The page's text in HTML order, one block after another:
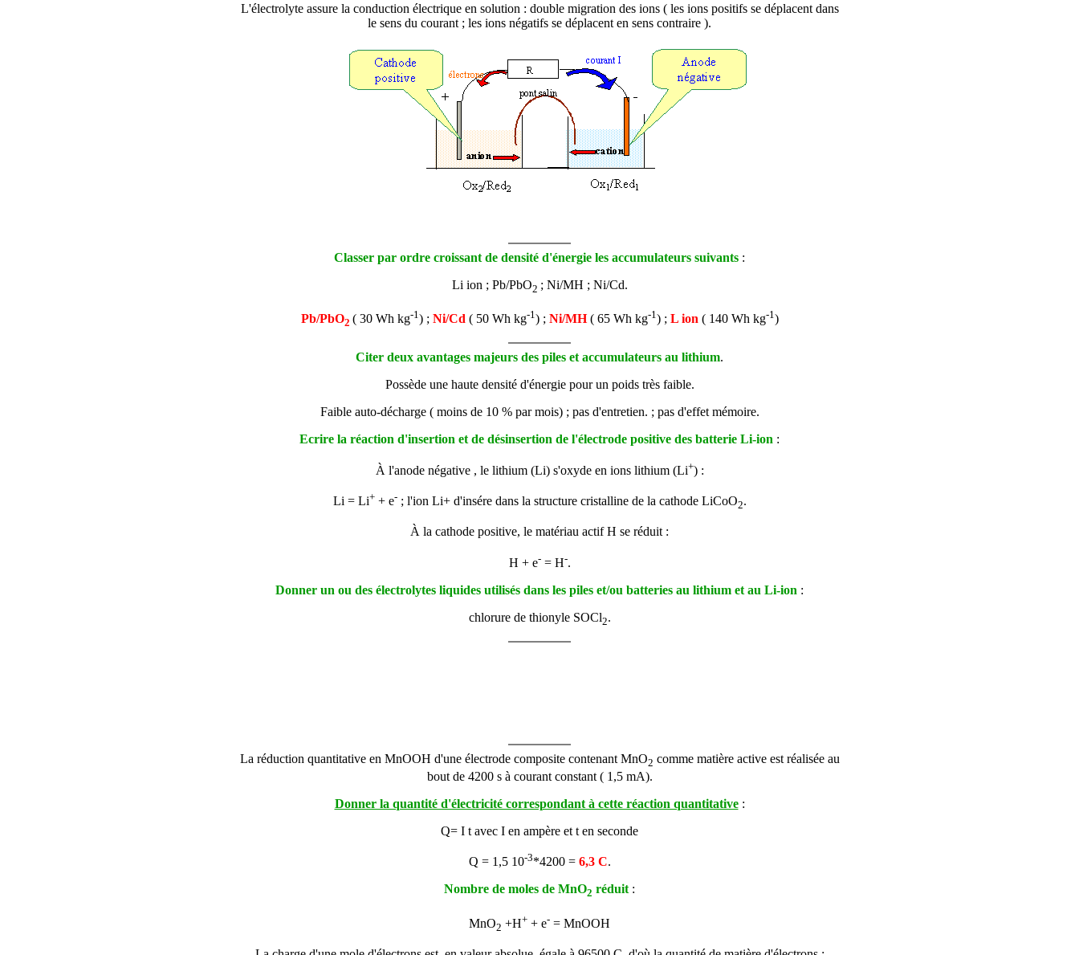
L'électrolyte assure la conduction électrique en solution : double migration des ions ( les ions positifs se déplacent dans
le sens du courant ; les ions négatifs se déplacent en sens contraire ).
Classer par ordre croissant de densité d'énergie les accumulateurs suivants :
Li ion ; Pb/PbO2 ; Ni/MH ; Ni/Cd.
Pb/PbO2 ( 30 Wh kg-1 ) ; Ni/Cd ( 50 Wh kg-1 ) ; Ni/MH( 65 Wh kg-1 ) ; L ion ( 140 Wh kg-1 )
Citer deux avantages majeurs des piles et accumulateurs au lithium.
Possède une haute densité d'énergie pour un poids très faible.
Faible auto-décharge ( moins de 10 % par mois) ; pas d'entretien. ; pas d'effet mémoire.
Ecrire la réaction d'insertion et de désinsertion de l'électrode positive des batterie Li-ion :
À l'anode négative , le lithium (Li) s'oxyde en ions lithium (Li+) :
Li = Li++ e-; l'ion Li+ d'insére dans la structure cristalline de la cathode LiCoO2.
À la cathode positive, le matériau actif H se réduit :
H + e-= H-.
Donner un ou des électrolytes liquides utilisés dans les piles et/ou batteries au lithium et au Li-ion :
chlorure de thionyle SOCl2.
La réduction quantitative en MnOOH d'une électrode composite contenant MnO2 comme matière active est réalisée au
bout de 4200 s à courant constant ( 1,5 mA).
Donner la quantité d'électricité correspondant à cette réaction quantitative:
Q= I t avec I en ampère et t en seconde
Q = 1,5 10-3*4200 = 6,3 C.
Nombre de moles de MnO2 réduit :
MnO2 +H+ + e- = MnOOH